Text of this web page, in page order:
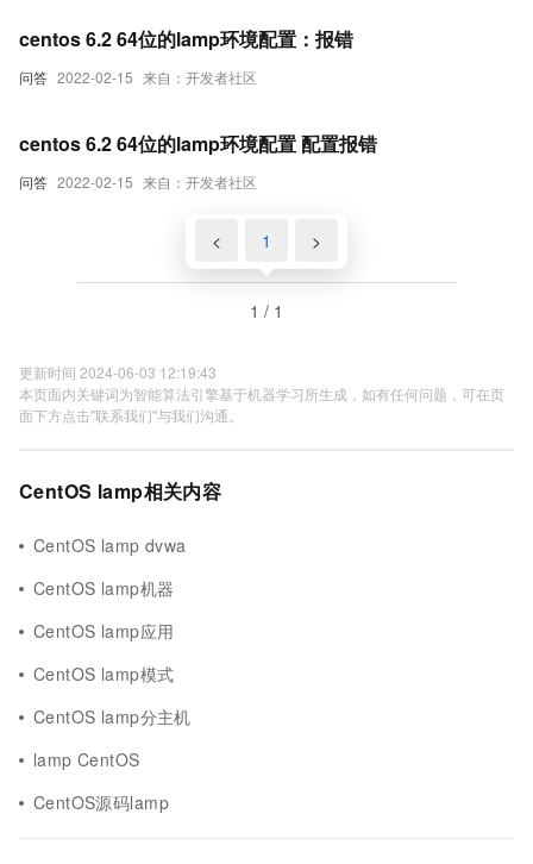
问答 2022-02-15 来自：开发者社区
centos 6.2 64位的lamp环境配置：报错
问答 2022-02-15 来自：开发者社区
centos 6.2 64位的lamp环境配置 配置报错
< 1 >
1 / 1
更新时间 2024-06-03 12:19:43
本页面内关键词为智能算法引擎基于机器学习所生成，如有任何问题，可在页
面下方点击"联系我们"与我们沟通。
CentOS lamp相关内容
CentOS lamp dvwa
CentOS lamp机器
CentOS lamp应用
CentOS lamp模式
CentOS lamp分主机
lamp CentOS
CentOS源码lamp